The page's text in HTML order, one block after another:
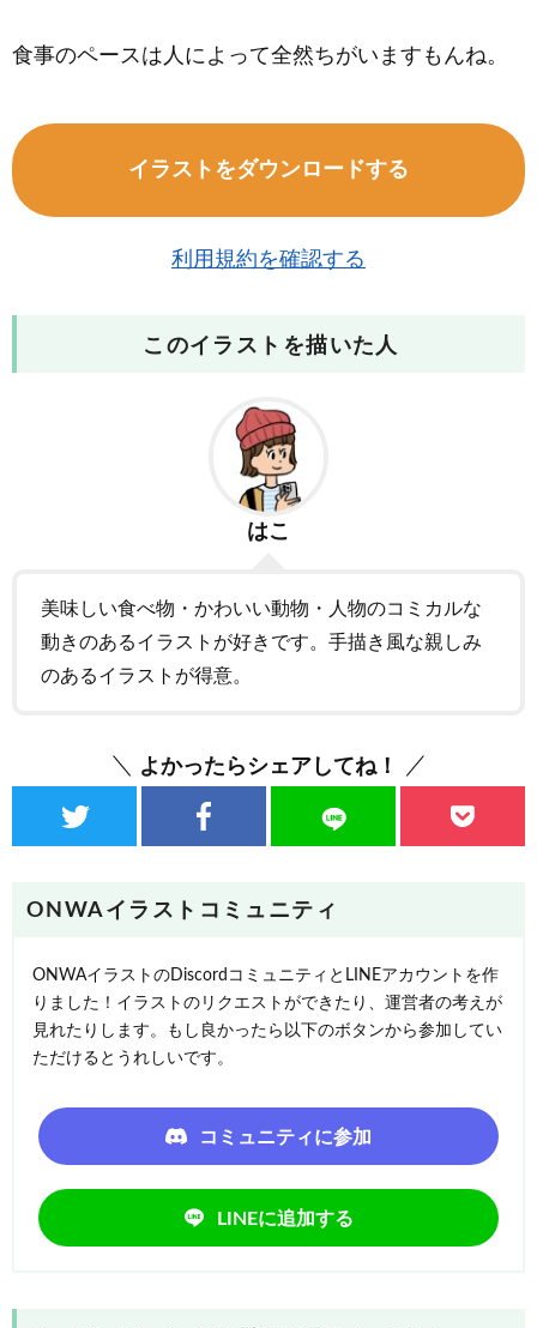
食事のペースは人によって全然ちがいますもんね。
イラストをダウンロードする
利用規約を確認する
このイラストを描いた人
はこ
美味しい食べ物・かわいい動物・人物のコミカルな
動きのあるイラストが好きです。手描き風な親しみ
のあるイラストが得意。
よかったらシェアしてね！
ONWAイラストコミュニティ
ONWAイラストのDiscordコミュニティとLINEアカウントを作
りました！イラストのリクエストができたり、運営者の考えが
見れたりします。もし良かったら以下のボタンから参加してい
ただけるとうれしいです。
コミュニティに参加
LINEに追加する